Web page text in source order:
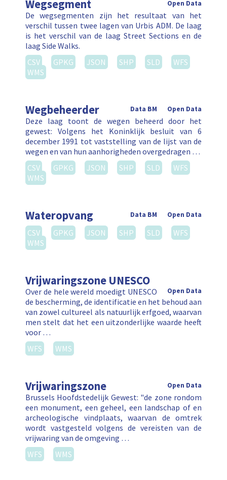
Wegsegment Open Data
De wegsegmenten zijn het resultaat van het
verschil tussen twee lagen van Urbis ADM. De laag
is het verschil van de laag Street Sections en de
laag Side Walks.
CSV
GPKG JSON SHP SLD
WFS
WMS
Wegbeheerder Open Data
Data BM
Deze laag toont de wegen beheerd door het
gewest: Volgens het Koninklijk besluit van 6
december 1991 tot vaststelling van de lijst van de
wegen en van hun aanhorigheden overgedragen …
CSV
GPKG JSON SHP SLD
WFS
WMS
Wateropvang Open Data
Data BM
CSV GPKG JSON SHP SLD
WFS
WMS
Vrijwaringszone UNESCO
Open Data
Over de hele wereld moedigt UNESCO
de bescherming, de identificatie en het behoud aan
van zowel cultureel als natuurlijk erfgoed, waarvan
men stelt dat het een uitzonderlijke waarde heeft
voor …
WFS
WMS
Vrijwaringszone Open Data
Brussels Hoofdstedelijk Gewest: "de zone rondom
een monument, een geheel, een landschap of en
archeologische vindplaats, waarvan de omtrek
wordt vastgesteld volgens de vereisten van de
vrijwaring van de omgeving …
WFS
WMS